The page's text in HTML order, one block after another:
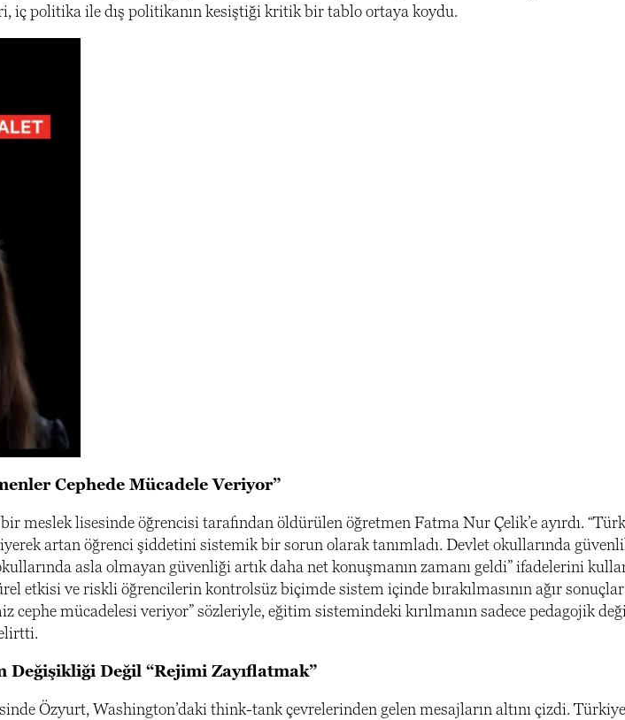
iç politika ile dış politikanın kesiştiği kritik bir tablo ortaya koydu.
Cephede Mücadele Veriyor”
bir meslek lisesinde öğrencisi tarafından öldürülen öğretmen Fatma Nur Çelik’e ayırdı.
artan öğrenci şiddetini sistemik bir sorun olarak tanımladı. Devlet okullarında
asla olmayan güvenliği artık daha net konuşmanın zamanı geldi” ifadelerini
etkisi ve riskli öğrencilerin kontrolsüz biçimde sistem içinde bırakılmasının ağır sonuçlar
cephe mücadelesi veriyor” sözleriyle, eğitim sistemindeki kırılmanın sadece pedagojik
Değil “Rejimi Zayıflatmak”
Özyurt, Washington’daki think-tank çevrelerinden gelen mesajların altını çizdi. Türkiye